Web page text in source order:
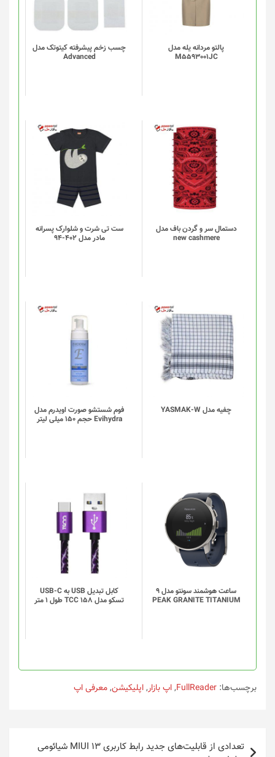
پالتو مردانه یله مدل
M5593001JC
چسب زخم پیشرفته کیتوتک مدل
Advanced
دستمال سر و گردن باف مدل
new cashmere
ست تی شرت و شلوارک پسرانه
مادر مدل 402-94
چفیه مدل YASMAK-W
فوم شستشو صورت اویدرم مدل
Evihydra حجم 150 میلی لیتر
ساعت هوشمند سونتو مدل 9
PEAK GRANITE TITANIUM
این
محصول
دارای
انواع
مختلفی
می
گزینه
ها
محصول
انتخاب
شوند
کابل تبدیل USB به USB-C
تسکو مدل TCC 158 طول 1 متر
برچسب‌ها: FullReader
,اپ بازار,اپلیکیشن,معرفی اپ
راهبری
تعدادی از قابلیت‌های جدید رابط کاربری MIUI 13 شیائومی